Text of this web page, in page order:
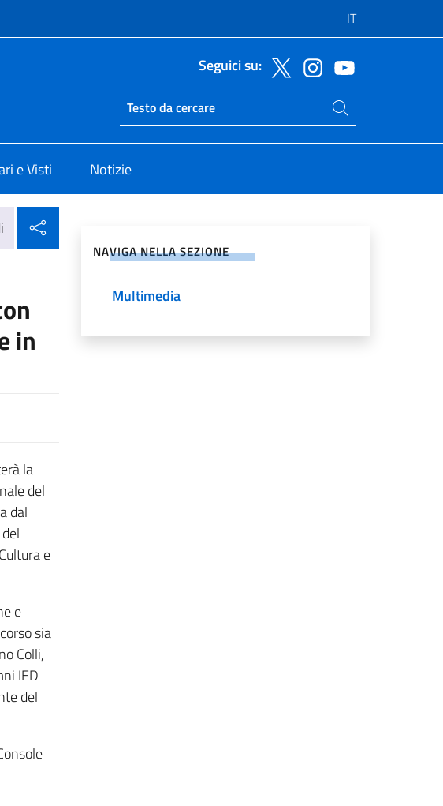
IT
Seguici su:
Ricerca sito live
Cerca nel sito
e Visti Notizie
in
la
del
dal
e
e
sia
Colli,
IED
del
NAVIGA NELLA SEZIONE
Multimedia